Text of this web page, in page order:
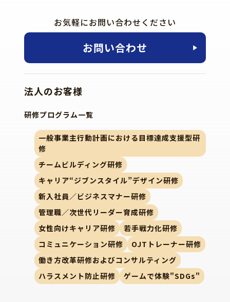
お気軽にお問い合わせください
お問い合わせ
法人のお客様
研修プログラム一覧
一般事業主行動計画における目標達成支援型研
修
チームビルディング研修
キャリア“ジブンスタイル”デザイン研修
新入社員／ビジネスマナー研修
管理職／次世代リーダー育成研修
女性向けキャリア研修
若手戦力化研修
コミュニケーション研修
OJTトレーナー研修
働き方改革研修およびコンサルティング
ハラスメント防止研修
ゲームで体験"SDGs"